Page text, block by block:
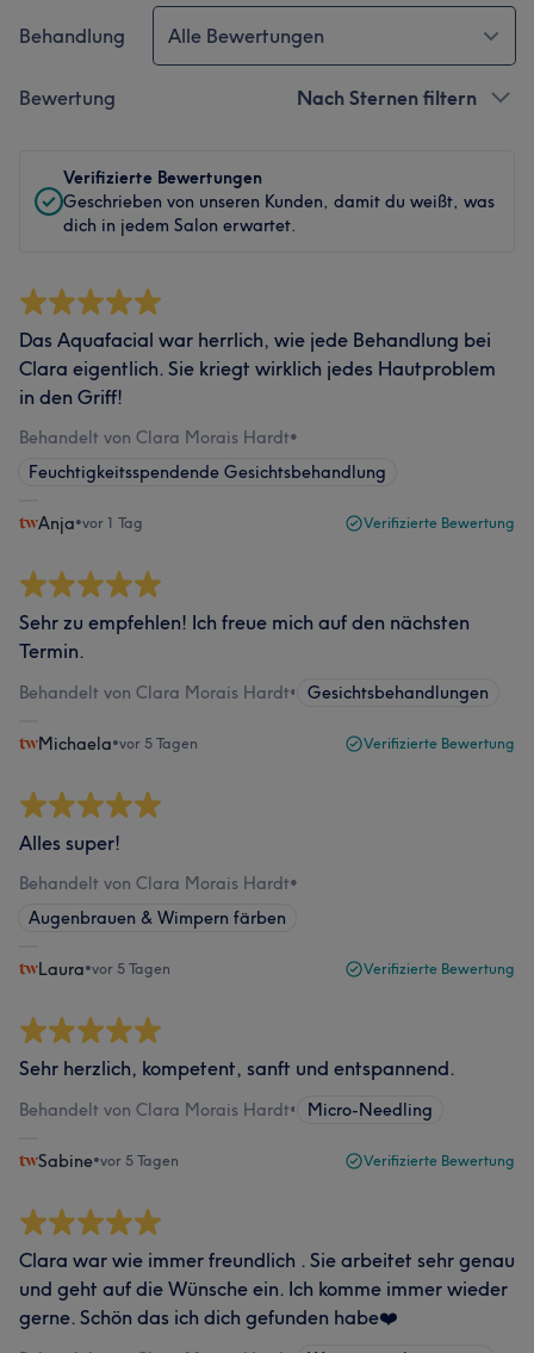
Behandlung Alle Bewertungen
Bewertung Nach Sternen filtern
Verifizierte Bewertungen
Geschrieben von unseren Kunden, damit du weißt, was
dich in jedem Salon erwartet.
Das Aquafacial war herrlich, wie jede Behandlung bei
Clara eigentlich. Sie kriegt wirklich jedes Hautproblem
in den Griff!
Behandelt von Clara Morais Hardt•
Feuchtigkeitsspendende Gesichtsbehandlung
Anja•vor 1 Tag Verifizierte Bewertung
Sehr zu empfehlen! Ich freue mich auf den nächsten
Termin.
Behandelt von Clara Morais Hardt• Gesichtsbehandlungen
Michaela•vor 5 Tagen Verifizierte Bewertung
Alles super!
Behandelt von Clara Morais Hardt•
Augenbrauen & Wimpern färben
Laura•vor 5 Tagen Verifizierte Bewertung
Sehr herzlich, kompetent, sanft und entspannend.
Behandelt von Clara Morais Hardt• Micro-Needling
Sabine•vor 5 Tagen Verifizierte Bewertung
Clara war wie immer freundlich . Sie arbeitet sehr genau
und geht auf die Wünsche ein. Ich komme immer wieder
gerne. Schön das ich dich gefunden habe❤️